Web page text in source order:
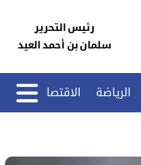
رئيس التحرير
سلمان بن أحمد العيد
الرياضة الاقتصاد